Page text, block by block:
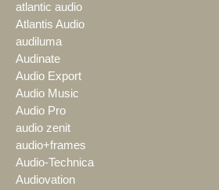
atlantic audio
Atlantis Audio
audiluma
Audinate
Audio Export
Audio Music
Audio Pro
audio zenit
audio+frames
Audio-Technica
Audiovation